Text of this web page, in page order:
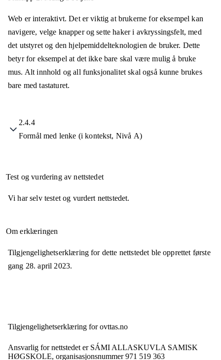
Web er interaktivt. Det er viktig at brukerne for eksempel kan
navigere, velge knapper og sette haker i avkryssingsfelt, med
det utstyret og den hjelpemiddelteknologien de bruker. Dette
betyr for eksempel at det ikke bare skal være mulig å bruke
mus. Alt innhold og all funksjonalitet skal også kunne brukes
bare med tastaturet.
2.4.4
Formål med lenke (i kontekst, Nivå A)
Test og vurdering av nettstedet
Vi har selv testet og vurdert nettstedet.
Om erklæringen
Tilgjengelighetserklæring for dette nettstedet ble opprettet første
gang 28. april 2023.
Tilgjengelighets­erklæring forovttas.no
Ansvarlig for nettstedet er SÁMI ALLASKUVLA SAMISK
HØGSKOLE, organisasjonsnummer 971 519 363